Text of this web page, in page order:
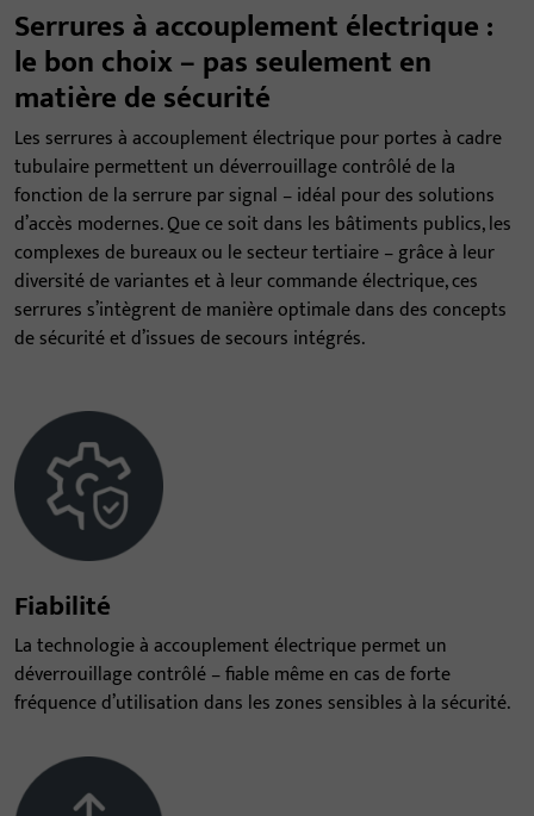
Serrures à accouplement électrique :
le bon choix – pas seulement en
matière de sécurité
Les serrures à accouplement électrique pour portes à cadre
tubulaire permettent un déverrouillage contrôlé de la
fonction de la serrure par signal – idéal pour des solutions
d’accès modernes. Que ce soit dans les bâtiments publics, les
complexes de bureaux ou le secteur tertiaire – grâce à leur
diversité de variantes et à leur commande électrique, ces
serrures s’intègrent de manière optimale dans des concepts
de sécurité et d’issues de secours intégrés.
Fiabilité
La technologie à accouplement électrique permet un
déverrouillage contrôlé – fiable même en cas de forte
fréquence d’utilisation dans les zones sensibles à la sécurité.